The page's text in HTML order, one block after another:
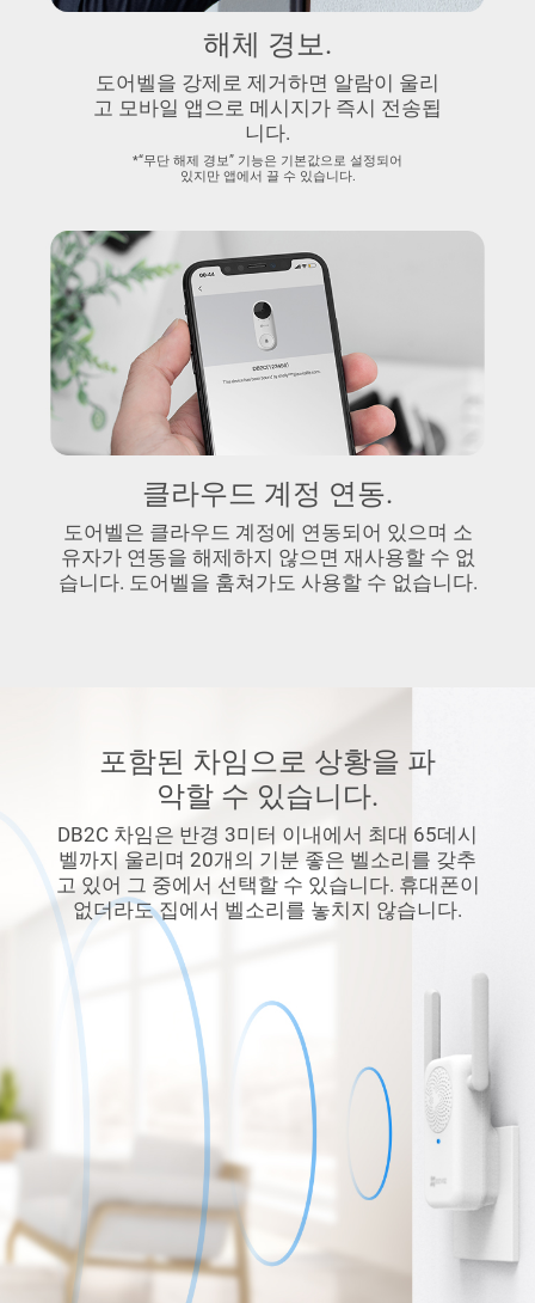
해체 경보.
도어벨을 강제로 제거하면 알람이 울리
고 모바일 앱으로 메시지가 즉시 전송됩
니다.
클라우드 계정 연동.
*“무단 해제 경보” 기능은 기본값으로 설정되어
있지만 앱에서 끌 수 있습니다.
도어벨은 클라우드 계정에 연동되어 있으며 소
유자가 연동을 해제하지 않으면 재사용할 수 없
습니다. 도어벨을 훔쳐가도 사용할 수 없습니다.
DB2C 차임은 반경 3미터 이내에서 최대 65데시
벨까지 울리며 20개의 기분 좋은 벨소리를 갖추
고 있어 그 중에서 선택할 수 있습니다. 휴대폰이
없더라도 집에서 벨소리를 놓치지 않습니다.
포함된 차임으로 상황을 파
악할 수 있습니다.